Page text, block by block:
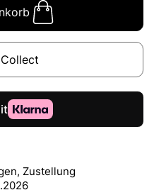
Zustellung